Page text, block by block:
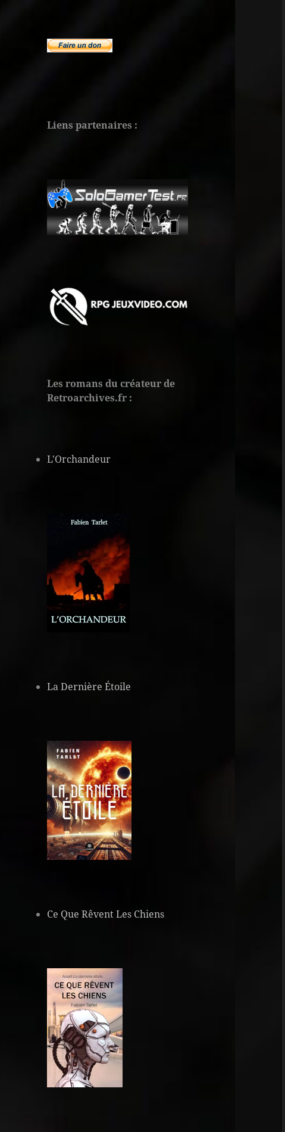
Liens partenaires :
Les romans du créateur de
Retroarchives.fr :
L'Orchandeur
La Dernière Étoile
Ce Que Rêvent Les Chiens